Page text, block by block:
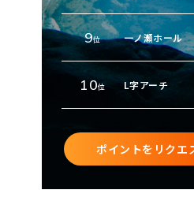
9位 一ノ瀬ホール
10位 L字アーチ
ポイントをリクエ